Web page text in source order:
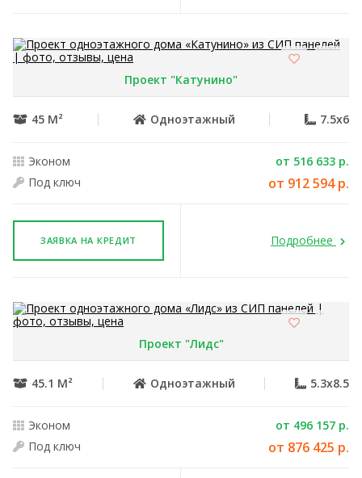
Проект "Катунино"
45 М² Одноэтажный 7.5x6
Эконом
от 516 633 р.
Под ключ
от 912 594 р.
ЗАЯВКА НА КРЕДИТ Подробнее
Проект "Лидс"
45.1 М² Одноэтажный 5.3x8.5
Эконом
от 496 157 р.
Под ключ
от 876 425 р.